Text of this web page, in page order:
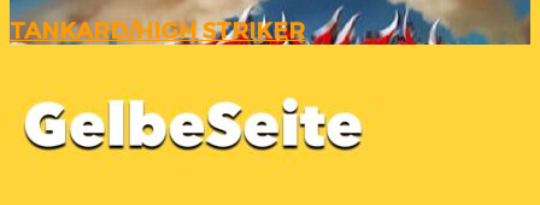
TANKARD/HIGH STRIKER